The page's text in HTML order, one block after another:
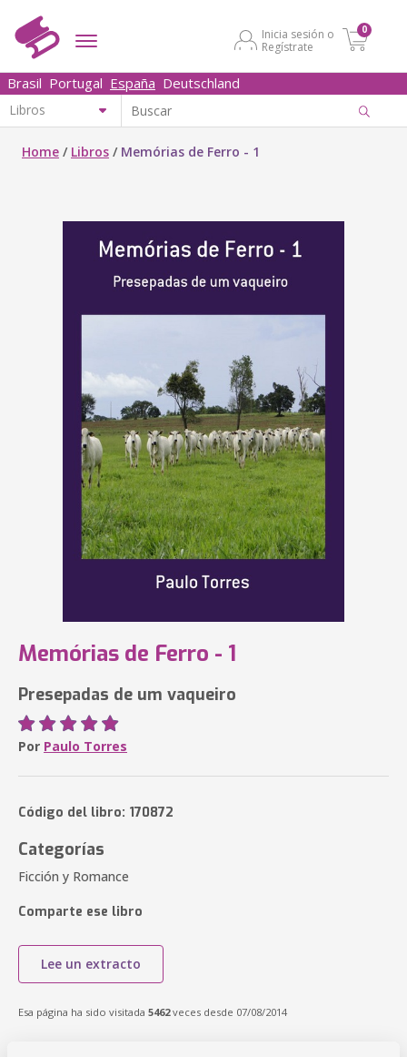
Inicia sesión o
Regístrate
0
Brasil Portugal España Deutschland
Home / Libros / Memórias de Ferro - 1
Memórias de Ferro - 1
Presepadas de um vaqueiro
Por Paulo Torres
Código del libro: 170872
Categorías
Ficción y Romance
Comparte ese libro
Lee un extracto
Esa página ha sido visitada 5462veces desde 07/08/2014